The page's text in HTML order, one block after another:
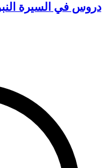
دروس في السيرة